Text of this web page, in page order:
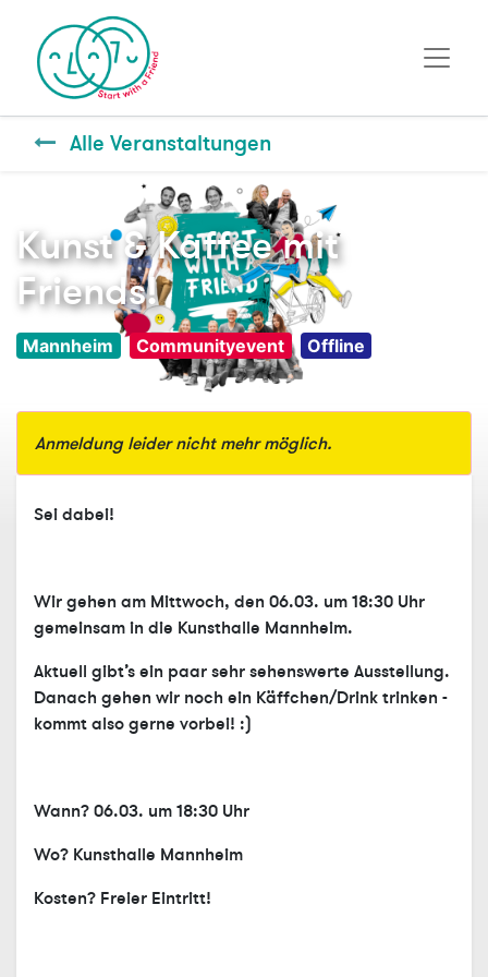
Alle Veranstaltungen
Kunst & Kaffee mit
Friends!
Mannheim Communityevent Offline
Anmeldung leider nicht mehr möglich.
Sei dabei!
Wir gehen am Mittwoch, den 06.03. um 18:30 Uhr
gemeinsam in die Kunsthalle Mannheim.
Aktuell gibt’s ein paar sehr sehenswerte Ausstellung.
Danach gehen wir noch ein Käffchen/Drink trinken -
kommt also gerne vorbei! :)
Wann? 06.03. um 18:30 Uhr
Wo? Kunsthalle Mannheim
Kosten? Freier Eintritt!